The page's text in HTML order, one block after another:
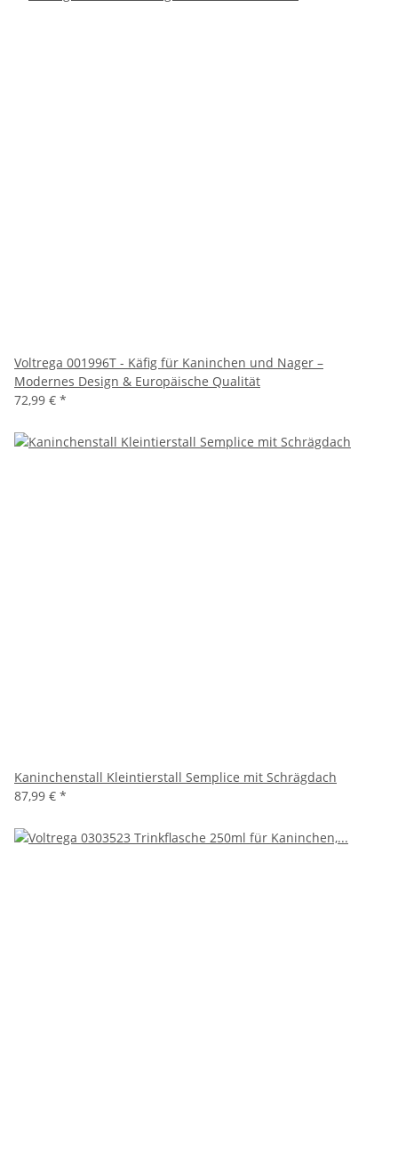
Voltrega 001996T - Käfig für Kaninchen und Nager –
Modernes Design & Europäische Qualität
72,99 € *
Kaninchenstall Kleintierstall Semplice mit Schrägdach
87,99 € *